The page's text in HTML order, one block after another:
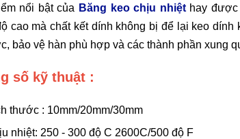
nổi bật của Băng keo chịu nhiệthay được
cao mà chất kết dính không bị để lại keo dính
bảo vệ hàn phù hợp và các thành phần xung
số kỹ thuật :
thước : 10mm/20mm/30mm
nhiệt: 250 - 300 độ C 2600C/500 độ F